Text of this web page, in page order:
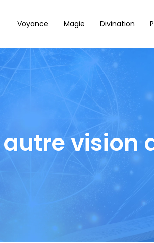
Voyance Magie Divination
vision